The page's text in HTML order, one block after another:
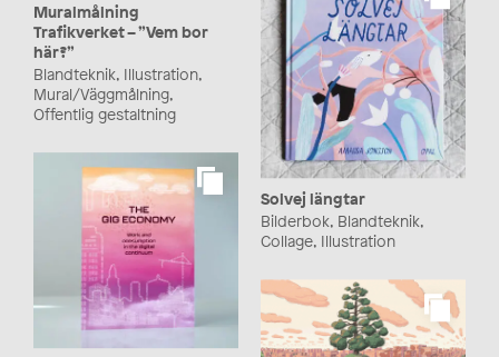
Muralmålning
Trafikverket – ”Vem bor
här?”
Blandteknik, Illustration,
Mural/Väggmålning,
Offentlig gestaltning
Solvej längtar
Bilderbok, Blandteknik,
Collage, Illustration